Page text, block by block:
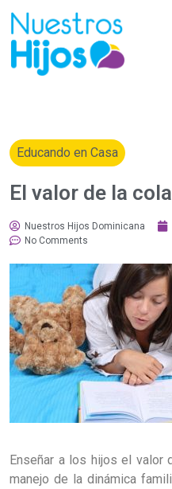
Educando en Casa
El valor de la
Nuestros Hijos Dominicana
No Comments
Enseñar a los hijos el valor
manejo de la dinámica